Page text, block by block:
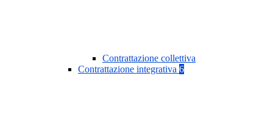
Contrattazione collettiva
Contrattazione integrativa 6